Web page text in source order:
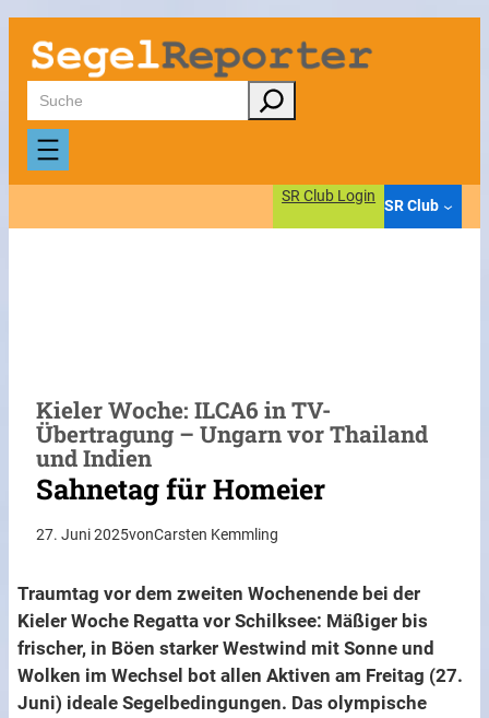
Zum
Inhalt
springen
Suchen
SR Club Login
SR Club
Kieler Woche: ILCA6 in TV-
Übertragung – Ungarn vor Thailand
und Indien
Sahnetag für Homeier
27. Juni 2025vonCarsten Kemmling
Traumtag vor dem zweiten Wochenende bei der
Kieler Woche Regatta vor Schilksee: Mäßiger bis
frischer, in Böen starker Westwind mit Sonne und
Wolken im Wechsel bot allen Aktiven am Freitag (27.
Juni) ideale Segelbedingungen. Das olympische